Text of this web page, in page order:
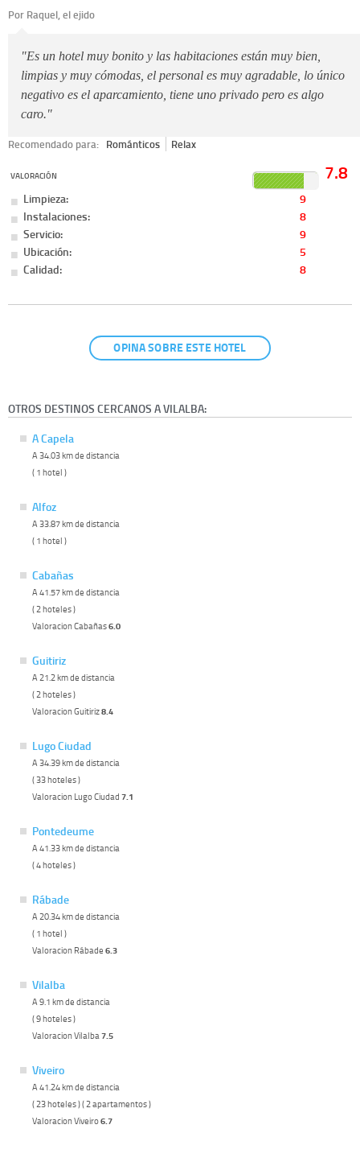
Por Raquel, el ejido
"Es un hotel muy bonito y las habitaciones están muy bien,
limpias y muy cómodas, el personal es muy agradable, lo único
negativo es el aparcamiento, tiene uno privado pero es algo
caro."
Recomendado para: Románticos Relax
VALORACIÓN 7.8
Limpieza:
9
Instalaciones:
8
Servicio:
9
Ubicación:
5
Calidad:
8
OPINA SOBRE ESTE HOTEL
OTROS DESTINOS CERCANOS A VILALBA:
A Capela
A 34.03 km de distancia
( 1 hotel )
Alfoz
A 33.87 km de distancia
( 1 hotel )
Cabañas
A 41.57 km de distancia
( 2 hoteles )
Valoracion Cabañas6.0
Guitiriz
A 21.2 km de distancia
( 2 hoteles )
Valoracion Guitiriz8.4
Lugo Ciudad
A 34.39 km de distancia
( 33 hoteles )
Valoracion Lugo Ciudad 7.1
Pontedeume
A 41.33 km de distancia
( 4 hoteles )
Rábade
A 20.34 km de distancia
( 1 hotel )
Valoracion Rábade 6.3
Vilalba
A 9.1 km de distancia
( 9 hoteles )
Valoracion Vilalba7.5
Viveiro
A 41.24 km de distancia
( 23 hoteles ) ( 2 apartamentos )
Valoracion Viveiro6.7